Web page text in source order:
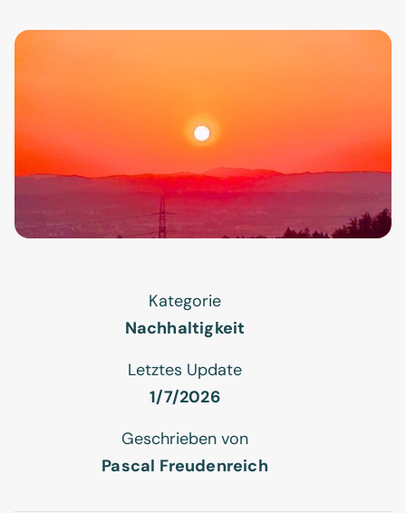
Kategorie
Nachhaltigkeit
Letztes Update
1/7/2026
Geschrieben von
Pascal Freudenreich